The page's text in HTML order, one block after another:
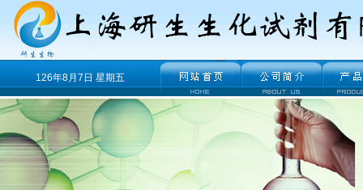
126年8月7日 星期五